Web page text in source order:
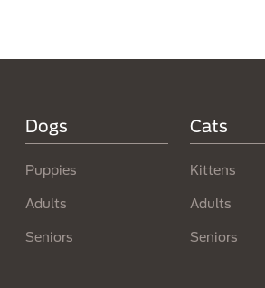
Dogs
Puppies
Adults
Seniors
Cats
Kittens
Adults
Seniors